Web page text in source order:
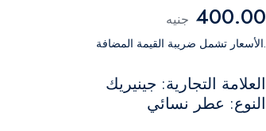
400.00 جنيه
.الأسعار تشمل ضريبة القيمة المضافة
العلامة التجارية: جينيريك
النوع: عطر نسائي